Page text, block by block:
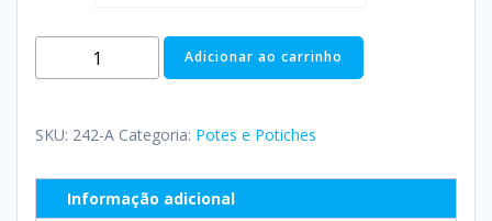
Adicionar ao carrinho
SKU: 242-A Categoria: Potes e Potiches
Informação adicional